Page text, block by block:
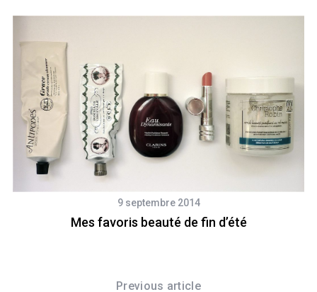
9 septembre 2014
Mes favoris beauté de fin d’été
Previous article